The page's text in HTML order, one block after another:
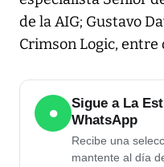
de la AIG; Gustavo
Crimson Logic, entre
●
Sigue a La
WhatsApp
Recibe una
mantente al día